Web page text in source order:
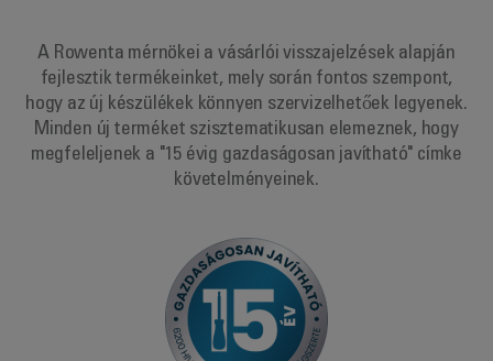
A Rowenta mérnökei a vásárlói visszajelzések alapján
fejlesztik termékeinket, mely során fontos szempont,
hogy az új készülékek könnyen szervizelhetőek legyenek.
Minden új terméket szisztematikusan elemeznek, hogy
megfeleljenek a "15 évig gazdaságosan javítható" címke
követelményeinek.